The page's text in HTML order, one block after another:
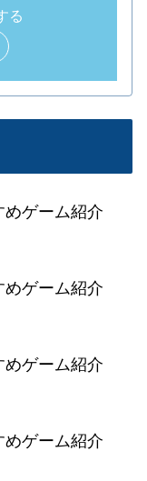
る
めゲーム紹介
めゲーム紹介
めゲーム紹介
めゲーム紹介